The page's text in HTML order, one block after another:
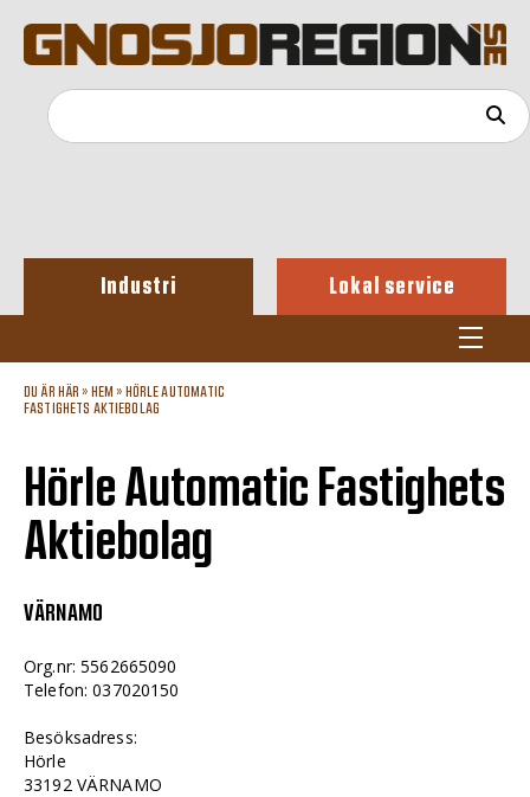
Industri Lokal service
DU ÄR HÄR » HEM » HÖRLE AUTOMATIC
FASTIGHETS AKTIEBOLAG
Hörle Automatic Fastighets
Aktiebolag
VÄRNAMO
Org.nr: 5562665090
Telefon: 037020150
Besöksadress:
Hörle
33192 VÄRNAMO